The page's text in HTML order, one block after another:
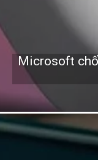
Microsoft